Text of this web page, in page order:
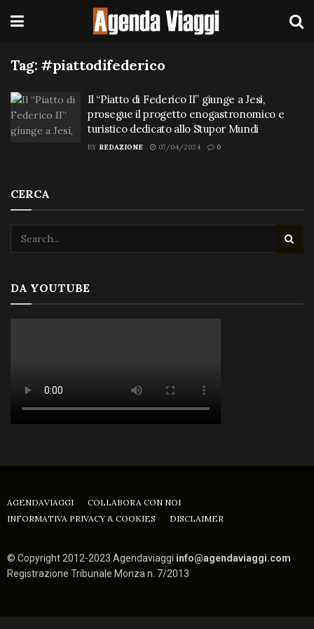
Tag: #piattodifederico
Il “Piatto di Federico II” giunge a Jesi,
prosegue il progetto enogastronomico e
turistico dedicato allo Stupor Mundi
BY REDAZIONE 07/04/2024 0
CERCA
DA YOUTUBE
AGENDAVIAGGI
COLLABORA CON NOI
INFORMATIVA PRIVACY & COOKIES
DISCLAIMER
© Copyright 2012-2023 Agendaviaggi info@agendaviaggi.com
Registrazione Tribunale Monza n. 7/2013